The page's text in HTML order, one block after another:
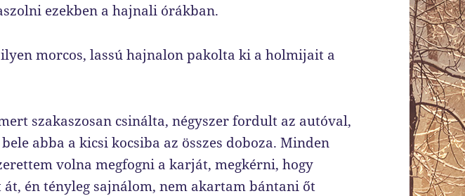
ezekben a hajnali órákban.
morcos, lassú hajnalon pakolta ki a holmijait a
szakaszosan csinálta, négyszer fordult az autóval,
abba a kicsi kocsiba az összes doboza. Minden
volna megfogni a karját, megkérni, hogy
át, én tényleg sajnálom, nem akartam bántani őt